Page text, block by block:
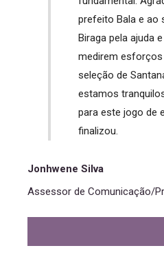
prefeito Bala e ao
Biraga pela ajuda
medirem
seleção de
estamos
para este jogo de
finalizou.
Jonhwene Silva
Assessor de Comunicação/